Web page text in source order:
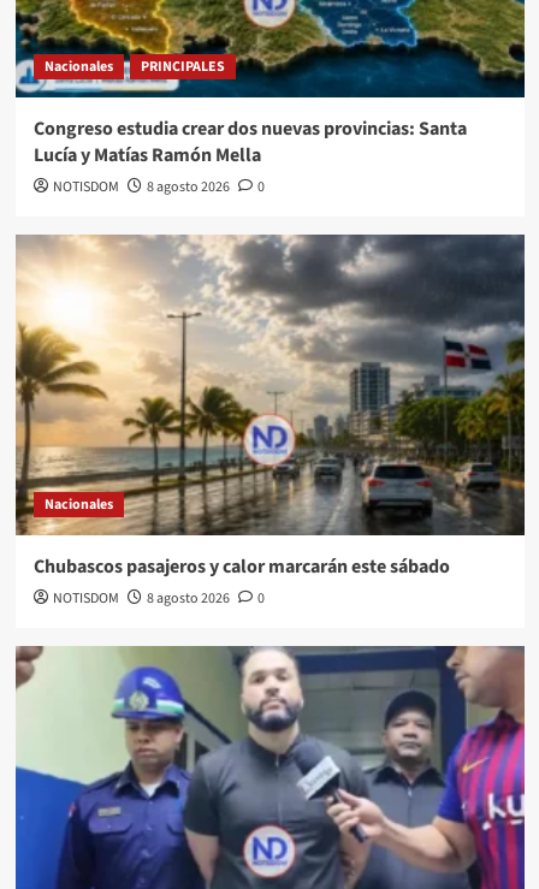
Nacionales PRINCIPALES
Congreso estudia crear dos nuevas provincias: Santa
Lucía y Matías Ramón Mella
NOTISDOM 8 agosto 2026 0
Nacionales
Chubascos pasajeros y calor marcarán este sábado
NOTISDOM 8 agosto 2026 0